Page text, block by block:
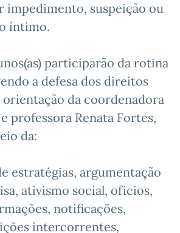
impedimento, suspeição ou
íntimo.
participarão da rotina
a defesa dos direitos
orientação da coordenadora
professora Renata Fortes,
da:
estratégias, argumentação
ativismo social, ofícios,
notificações,
intercorrentes,